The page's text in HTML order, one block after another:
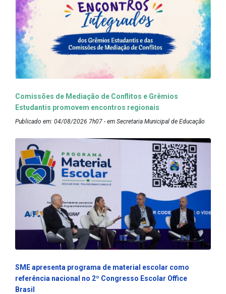
Comissões de Mediação de Conflitos e Grêmios
Estudantis promovem encontros regionais
Publicado em: 04/08/2026 7h07 - em Secretaria Municipal de Educação
SME apresenta programa de material escolar como
referência nacional no 2º Congresso Escolar Office
Brasil